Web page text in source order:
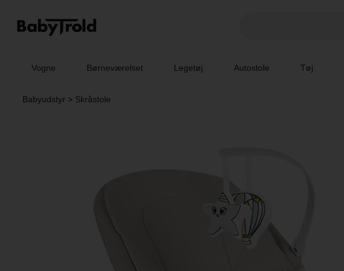
Vogne Børneværelset Legetøj Autostole Tøj
Babyudstyr > Skråstole